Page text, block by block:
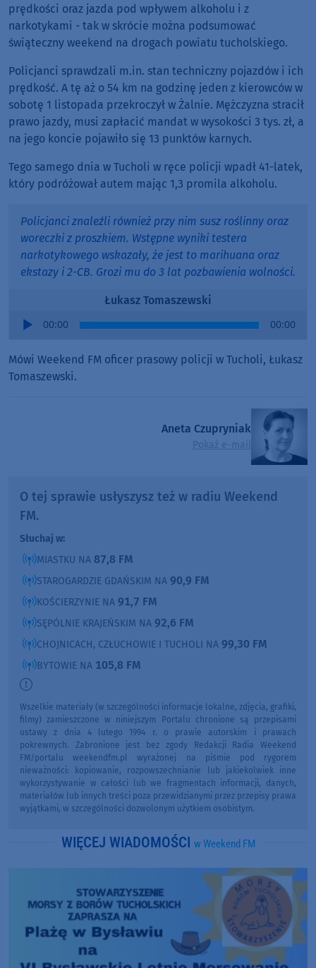
prędkości oraz jazda pod wpływem alkoholu i z
narkotykami - tak w skrócie można podsumować
świąteczny weekend na drogach powiatu tucholskiego.
Policjanci sprawdzali m.in. stan techniczny pojazdów i ich
prędkość. A tę aż o 54 km na godzinę jeden z kierowców w
sobotę 1 listopada przekroczył w Żalnie. Mężczyzna stracił
prawo jazdy, musi zapłacić mandat w wysokości 3 tys. zł, a
na jego koncie pojawiło się 13 punktów karnych.
Tego samego dnia w Tucholi w ręce policji wpadł 41-latek,
który podróżował autem mając 1,3 promila alkoholu.
Policjanci znaleźli również przy nim susz roślinny oraz
woreczki z proszkiem. Wstępne wyniki testera
narkotykowego wskazały, że jest to marihuana oraz
ekstazy i 2-CB. Grozi mu do 3 lat pozbawienia wolności.
Łukasz Tomaszewski
Audio
00:00 00:00
Mówi Weekend FM oficer prasowy policji w Tucholi, Łukasz
Tomaszewski.
Aneta Czupryniak
Pokaż e-mail
O tej sprawie usłyszysz też w radiu Weekend
FM.
Słuchaj w:
MIASTKU NA 87,8 FM
STAROGARDZIE GDAŃSKIM NA 90,9 FM
KOŚCIERZYNIE NA 91,7 FM
SĘPÓLNIE KRAJEŃSKIM NA 92,6 FM
CHOJNICACH, CZŁUCHOWIE I TUCHOLI NA 99,30 FM
BYTOWIE NA 105,8 FM
Wszelkie materiały (w szczególności informacje lokalne, zdjęcia, grafiki,
filmy) zamieszczone w niniejszym Portalu chronione są przepisami
ustawy z dnia 4 lutego 1994 r. o prawie autorskim i prawach
pokrewnych. Zabronione jest bez zgody Redakcji Radia Weekend
FM/portalu weekendfm.pl wyrażonej na piśmie pod rygorem
nieważności: kopiowanie, rozpowszechnianie lub jakiekolwiek inne
wykorzystywanie w całości lub we fragmentach informacji, danych,
materiałów lub innych treści poza przewidzianymi przez przepisy prawa
wyjątkami, w szczególności dozwolonym użytkiem osobistym.
WIĘCEJ WIADOMOŚCI w Weekend FM